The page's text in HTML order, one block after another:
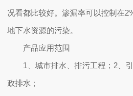
况看都比较好。渗漏率可以控制在
地下水资源的污染。
产品应用范围
1、城市排水、排污工程；2、
政排水；